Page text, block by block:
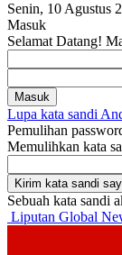
Senin, 10 Agustus
Masuk
Selamat Datang!
Lupa kata sandi
Pemulihan
Memulihkan kata
Sebuah kata sandi
Liputan Global